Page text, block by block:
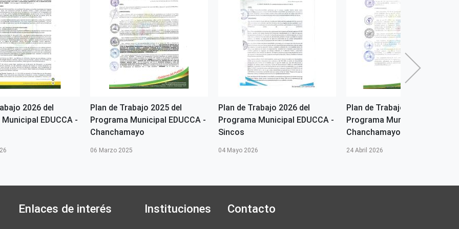
2026 del
EDUCCA -
Plan de Trabajo 2025 del
Programa Municipal EDUCCA -
Chanchamayo
06 Marzo 2025
Plan de Trabajo 2026 del
Programa Municipal EDUCCA -
Sincos
04 Mayo 2026
Plan de Trabajo 2026 del
Programa Municipal EDUCCA
Chanchamayo
24 Abril 2026
Enlaces de interés Instituciones Contacto